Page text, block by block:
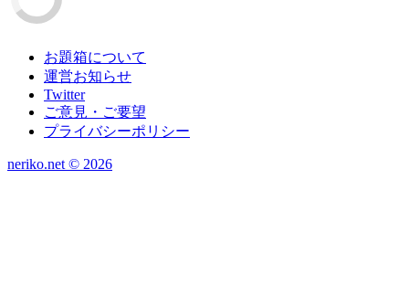
お題箱について
運営お知らせ
Twitter
ご意見・ご要望
プライバシーポリシー
neriko.net © 2026